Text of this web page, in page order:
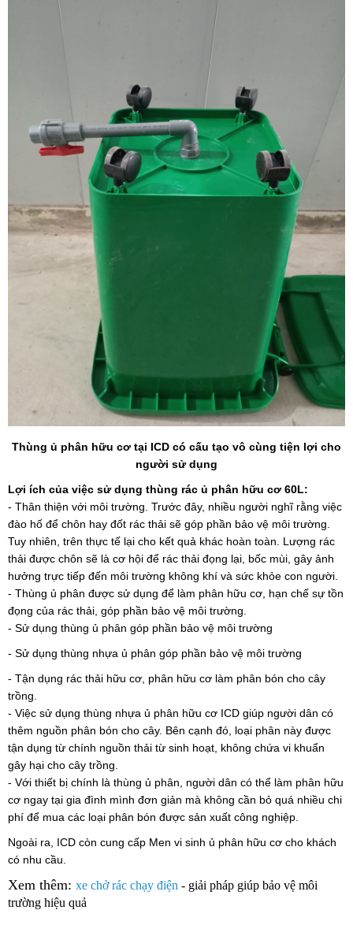
Thùng ủ phân hữu cơ tại ICD có cấu tạo vô cùng tiện lợi cho
người sử dụng
Lợi ích của việc sử dụng thùng rác ủ phân hữu cơ 60L:
- Thân thiện với môi trường. Trước đây, nhiều người nghĩ rằng việc
đào hố để chôn hay đốt rác thải sẽ góp phần bảo vệ môi trường.
Tuy nhiên, trên thực tế lại cho kết quả khác hoàn toàn. Lượng rác
thải được chôn sẽ là cơ hội để rác thải đọng lại, bốc mùi, gây ảnh
hưởng trực tiếp đến môi trường không khí và sức khỏe con người.
- Thùng ủ phân được sử dụng để làm phân hữu cơ, hạn chế sự tồn
đọng của rác thải, góp phần bảo vệ môi trường.
- Sử dụng thùng ủ phân góp phần bảo vệ môi trường
- Sử dụng thùng nhựa ủ phân góp phần bảo vệ môi trường
- Tận dụng rác thải hữu cơ, phân hữu cơ làm phân bón cho cây
trồng.
- Việc sử dụng thùng nhựa ủ phân hữu cơ ICD giúp người dân có
thêm nguồn phân bón cho cây. Bên cạnh đó, loại phân này được
tận dụng từ chính nguồn thải từ sinh hoạt, không chứa vi khuẩn
gây hại cho cây trồng.
- Với thiết bị chính là thùng ủ phân, người dân có thể làm phân hữu
cơ ngay tại gia đình mình đơn giản mà không cần bỏ quá nhiều chi
phí để mua các loại phân bón được sản xuất công nghiệp.
Ngoài ra, ICD còn cung cấp Men vi sinh ủ phân hữu cơ cho khách
có nhu cầu.
Xem thêm: xe chở rác chạy điện - giải pháp giúp bảo vệ môi
trường hiệu quả